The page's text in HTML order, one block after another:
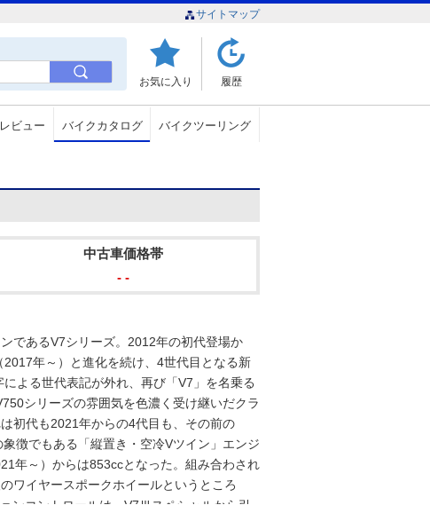
サイトマップ
お気に入り 履歴
ビュー バイクカタログ バイクツーリング
中古車価格帯
- -
であるV7シリーズ。2012年の初代登場か
年～）と進化を続け、4世代目となる新
よる世代表記が外れ、再び「V7」を名乗る
シリーズの雰囲気を色濃く受け継いだクラ
初代も2021年からの4代目も、その前の
徴でもある「縦置き・空冷Vツイン」エンジ
年～）からは853ccとなった。組み合わされ
ワイヤースポークホイールというところ
ンコントロールは、V7Ⅲスペシャルから引